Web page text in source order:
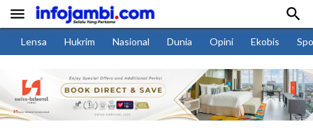
 
Lensa Hukrim Nasional Dunia Opini Ekobis